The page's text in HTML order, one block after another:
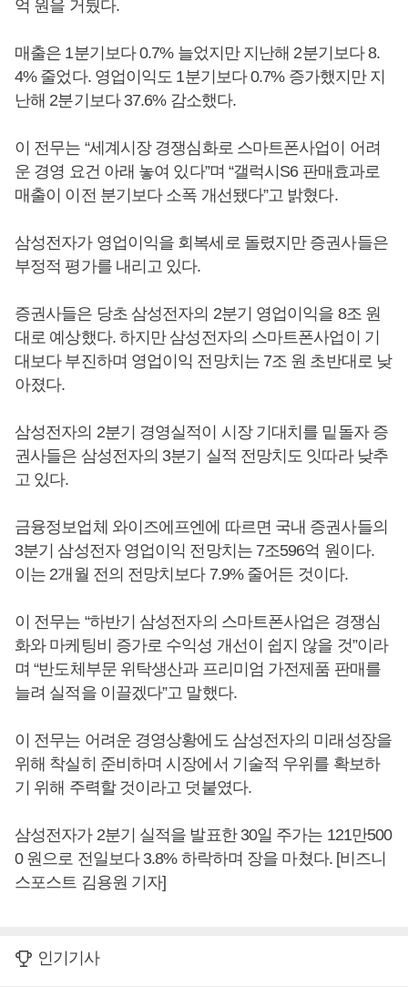
억 원을 거뒀다.
매출은 1분기보다 0.7% 늘었지만 지난해 2분기보다 8.
4% 줄었다. 영업이익도 1분기보다 0.7% 증가했지만 지
난해 2분기보다 37.6% 감소했다.
이 전무는 “세계시장 경쟁심화로 스마트폰사업이 어려
운 경영 요건 아래 놓여 있다”며 “갤럭시S6 판매효과로
매출이 이전 분기보다 소폭 개선됐다”고 밝혔다.
삼성전자가 영업이익을 회복세로 돌렸지만 증권사들은
부정적 평가를 내리고 있다.
증권사들은 당초 삼성전자의 2분기 영업이익을 8조 원
대로 예상했다. 하지만 삼성전자의 스마트폰사업이 기
대보다 부진하며 영업이익 전망치는 7조 원 초반대로 낮
아졌다.
삼성전자의 2분기 경영실적이 시장 기대치를 밑돌자 증
권사들은 삼성전자의 3분기 실적 전망치도 잇따라 낮추
고 있다.
금융정보업체 와이즈에프엔에 따르면 국내 증권사들의
3분기 삼성전자 영업이익 전망치는 7조596억 원이다.
이는 2개월 전의 전망치보다 7.9% 줄어든 것이다.
이 전무는 “하반기 삼성전자의 스마트폰사업은 경쟁심
화와 마케팅비 증가로 수익성 개선이 쉽지 않을 것”이라
며 “반도체부문 위탁생산과 프리미엄 가전제품 판매를
늘려 실적을 이끌겠다”고 말했다.
이 전무는 어려운 경영상황에도 삼성전자의 미래성장을
위해 착실히 준비하며 시장에서 기술적 우위를 확보하
기 위해 주력할 것이라고 덧붙였다.
삼성전자가 2분기 실적을 발표한 30일 주가는 121만500
0 원으로 전일보다 3.8% 하락하며 장을 마쳤다. [비즈니
스포스트 김용원 기자]
인기기사